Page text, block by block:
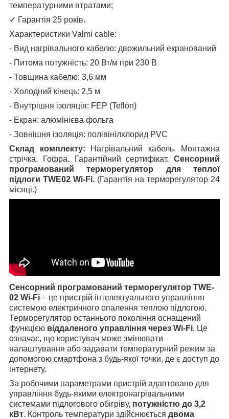
температурними втратами;
✓ Гарантія 25 років.
Характеристики Valmi cable:
- Вид нагрівального кабелю: двожильний екранований
- Питома потужність: 20 Вт/м при 230 В
- Товщина кабелю: 3,6 мм
- Холодний кінець: 2,5 м
- Внутрішня ізоляція: FEP (Teflon)
- Екран: алюмінієва фольга
- Зовнішня ізоляція: полівінілхлорид PVC
Склад комплекту:
Нагрівальний кабель. Монтажна
стрічка. Гофра. Гарантійний сертифікат. Сенсорний
програмований терморегулятор для теплої
підлоги TWE02 Wi-Fi. (Гарантія на терморегулятор 24
місяці.)
Сенсорний програмований терморегулятор TWE-
02 Wi-Fi – це пристрій інтелектуального управління
системою електричного опалення теплою підлогою.
Терморегулятор останнього покоління оснащений
функцією віддаленого управління через Wi-Fi. Це
означає, що користувач може змінювати
налаштування або задавати температурний режим за
допомогою смартфона з будь-якої точки, де є доступ до
інтернету.
За робочими параметрами пристрій адаптовано для
управління будь-якими електронагрівальними
системами підлогового обігріву, потужністю до 3,2
кВт. Контроль температури здійснюється двома